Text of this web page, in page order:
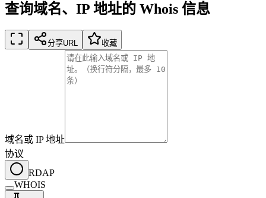
查询域名、IP 地址的 Whois 信息
分享URL 收藏
域名或 IP 地址
协议
RDAP
WHOIS